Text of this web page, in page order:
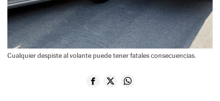
Cualquier despiste al volante puede tener fatales consecuencias.